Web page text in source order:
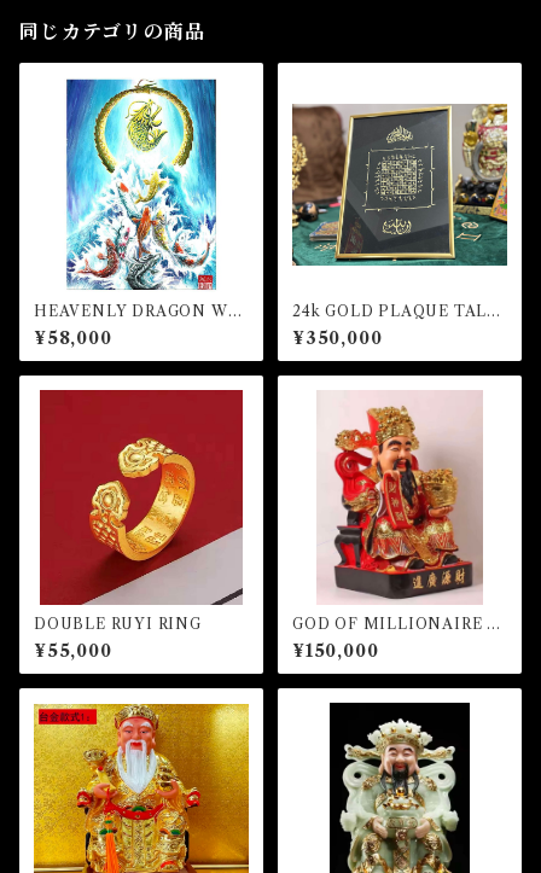
同じカテゴリの商品
HEAVENLY DRAGON WIT
H ABUNDANCES NINE C
ARPS (額縁あり）
¥58,000
24k GOLD PLAQUE TALIS
MAN FOR HONOR AND R
ICHES
¥350,000
DOUBLE RUYI RING
¥55,000
GOD OF MILLIONAIRE -R
ed ver.-
¥150,000